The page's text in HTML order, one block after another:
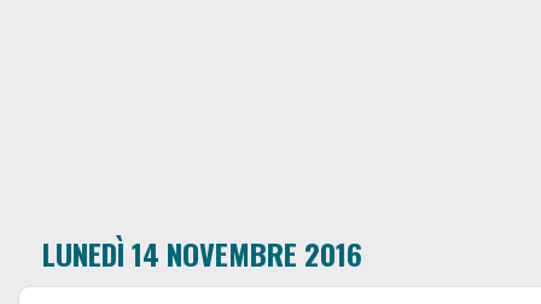
LUNEDÌ 14 NOVEMBRE 2016